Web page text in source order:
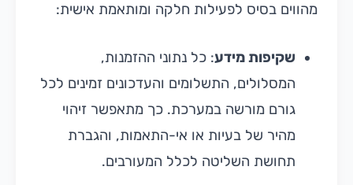
מהווים בסיס לפעילות חלקה ומותאמת אישית:
שקיפות מידע: כל נתוני ההזמנות,
המסלולים, התשלומים והעדכונים זמינים לכל
גורם מורשה במערכת. כך מתאפשר זיהוי
מהיר של בעיות או אי-התאמות, והגברת
תחושת השליטה לכלל המעורבים.